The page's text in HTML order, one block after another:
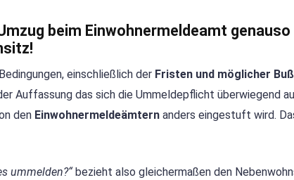
beim Einwohnermeldeamt genauso
einschließlich der Fristen und möglicher
Auffassung das sich die Ummeldepflicht überwiegend
den Einwohnermeldeämtern anders eingestuft wird.
ummelden?“bezieht also gleichermaßen den